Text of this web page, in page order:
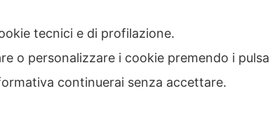
tecnici e di profilazione.
o personalizzare i cookie premendo i
continuerai senza accettare.